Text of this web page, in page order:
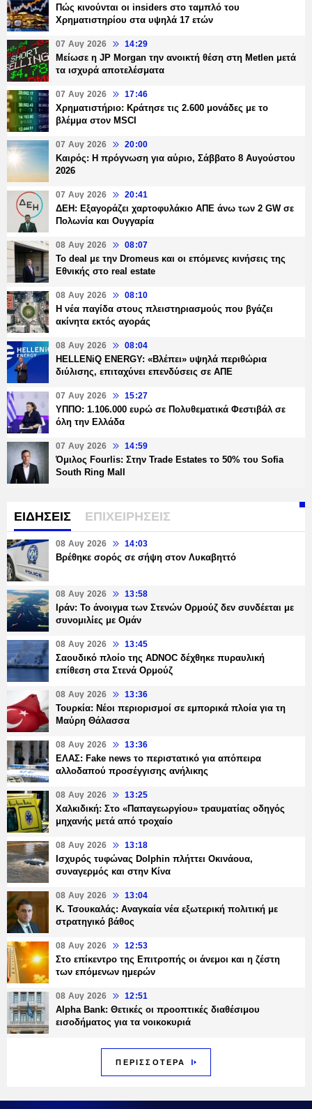
Πώς κινούνται οι insiders στο ταμπλό του
Χρηματιστηρίου στα υψηλά 17 ετών
07 Αυγ 2026 14:29
Μείωσε η JP Morgan την ανοικτή θέση στη Metlen μετά
τα ισχυρά αποτελέσματα
07 Αυγ 2026 17:46
Χρηματιστήριο: Κράτησε τις 2.600 μονάδες με το
βλέμμα στον MSCI
07 Αυγ 2026 20:00
Καιρός: Η πρόγνωση για αύριο, Σάββατο 8 Αυγούστου
2026
07 Αυγ 2026 20:41
ΔΕΗ: Εξαγοράζει χαρτοφυλάκιο ΑΠΕ άνω των 2 GW σε
Πολωνία και Ουγγαρία
08 Αυγ 2026 08:07
Το deal με την Dromeus και οι επόμενες κινήσεις της
Εθνικής στο real estate
08 Αυγ 2026 08:10
Η νέα παγίδα στους πλειστηριασμούς που βγάζει
ακίνητα εκτός αγοράς
08 Αυγ 2026 08:04
HELLENiQ ENERGY: «Βλέπει» υψηλά περιθώρια
διύλισης, επιταχύνει επενδύσεις σε ΑΠΕ
07 Αυγ 2026 15:27
ΥΠΠΟ: 1.106.000 ευρώ σε Πολυθεματικά Φεστιβάλ σε
όλη την Ελλάδα
07 Αυγ 2026 14:59
Όμιλος Fourlis: Στην Trade Estates το 50% του Sofia
South Ring Mall
ΕΙΔΗΣΕΙΣ ΕΠΙΧΕΙΡΗΣΕΙΣ
08 Αυγ 2026 14:03
Βρέθηκε σορός σε σήψη στον Λυκαβηττό
08 Αυγ 2026 13:58
Ιράν: Το άνοιγμα των Στενών Ορμούζ δεν συνδέεται με
συνομιλίες με Ομάν
08 Αυγ 2026 13:45
Σαουδικό πλοίο της ADNOC δέχθηκε πυραυλική
επίθεση στα Στενά Ορμούζ
08 Αυγ 2026 13:36
Τουρκία: Νέοι περιορισμοί σε εμπορικά πλοία για τη
Μαύρη Θάλασσα
08 Αυγ 2026 13:36
ΕΛΑΣ: Fake news το περιστατικό για απόπειρα
αλλοδαπού προσέγγισης ανήλικης
08 Αυγ 2026 13:25
Χαλκιδική: Στο «Παπαγεωργίου» τραυματίας οδηγός
μηχανής μετά από τροχαίο
08 Αυγ 2026 13:18
Ισχυρός τυφώνας Dolphin πλήττει Οκινάουα,
συναγερμός και στην Κίνα
08 Αυγ 2026 13:04
Κ. Τσουκαλάς: Αναγκαία νέα εξωτερική πολιτική με
στρατηγικό βάθος
08 Αυγ 2026 12:53
Στο επίκεντρο της Επιτροπής οι άνεμοι και η ζέστη
των επόμενων ημερών
08 Αυγ 2026 12:51
Alpha Bank: Θετικές οι προοπτικές διαθέσιμου
εισοδήματος για τα νοικοκυριά
ΠΕΡΙΣΣΟΤΕΡΑ